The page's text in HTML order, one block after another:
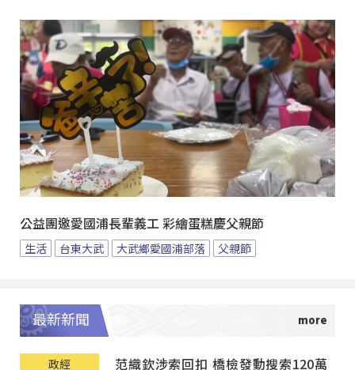
公益團邀愛國浦長輩義工 彩繪蛋糕慶父親節
生活 台東大武 大武鄉愛國浦部落 父親節
最新新聞
政經
范織欽涉索回扣 橋檢發動搜索120萬